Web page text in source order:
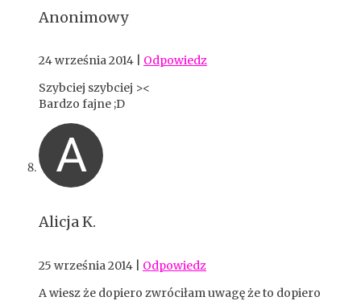
Anonimowy
24 września 2014
Odpowiedz
Szybciej szybciej ><
Bardzo fajne ;D
A
Alicja K.
25 września 2014
Odpowiedz
A wiesz że dopiero zwróciłam uwagę że to dopiero